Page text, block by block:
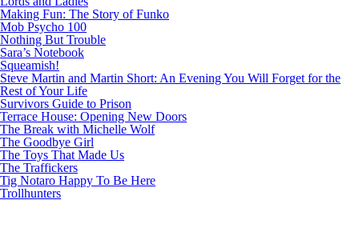
Making Fun: The Story of Funko
Mob Psycho 100
Nothing But Trouble
Sara’s Notebook
Squeamish!
Steve Martin and Martin Short: An Evening You Will Forget for the
Rest of Your Life
Survivors Guide to Prison
Terrace House: Opening New Doors
The Break with Michelle Wolf
The Goodbye Girl
The Toys That Made Us
The Traffickers
Tig Notaro Happy To Be Here
Trollhunters